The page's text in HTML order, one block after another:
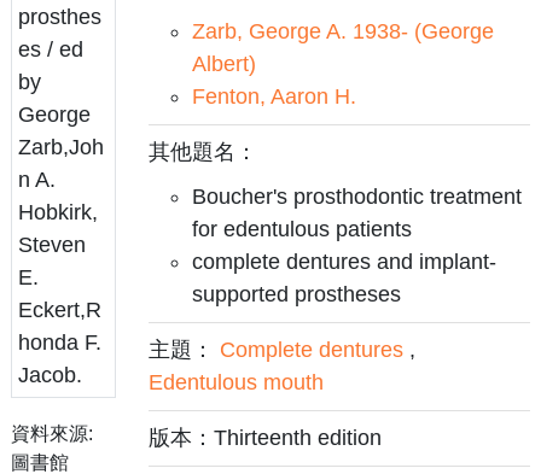
資料來源:
圖書館
Zarb, George A. 1938- (George
Albert)
Fenton, Aaron H.
其他題名：
Boucher's prosthodontic treatment
for edentulous patients
complete dentures and implant-
supported prostheses
主題： Complete dentures ,
Edentulous mouth
版本：Thirteenth edition